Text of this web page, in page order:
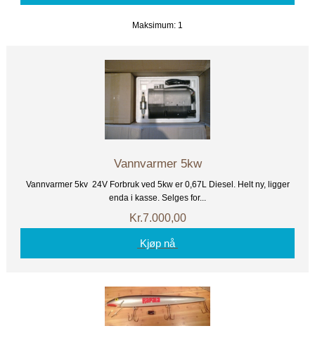
Maksimum: 1
Vannvarmer 5kw
Vannvarmer 5kv 24V Forbruk ved 5kw er 0,67L Diesel. Helt ny, ligger
enda i kasse. Selges for...
Kr.7.000,00
Kjøp nå